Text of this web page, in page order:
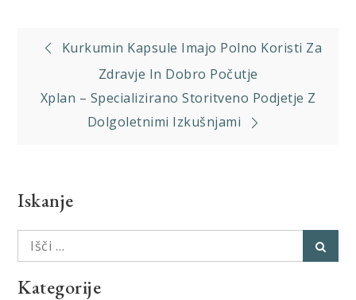
Navigacija
prispevka
Kurkumin Kapsule Imajo Polno Koristi Za
Zdravje In Dobro Počutje
Xplan – Specializirano Storitveno Podjetje Z
Dolgoletnimi Izkušnjami
Iskanje
Išči:
Kategorije